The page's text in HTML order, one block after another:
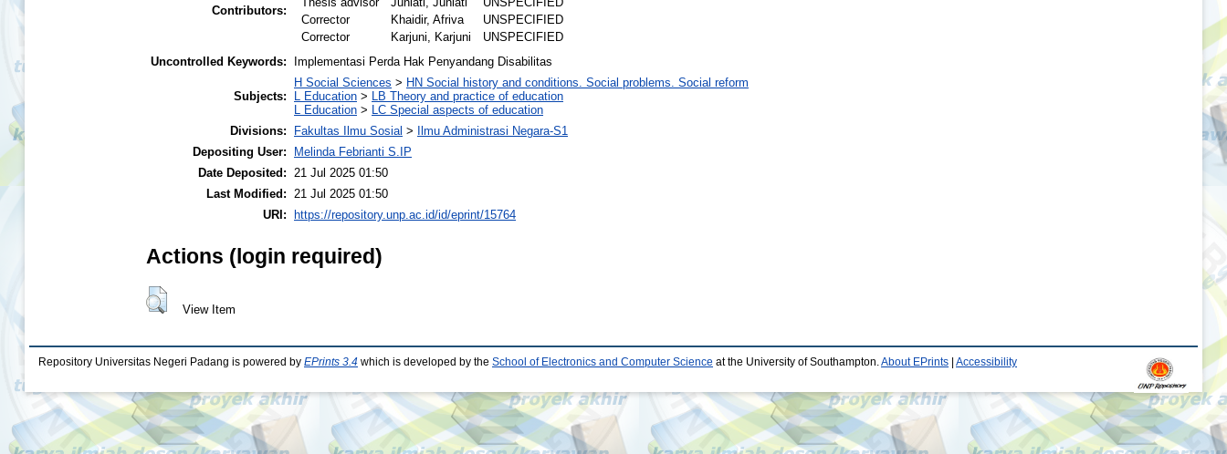
Contributors:
Corrector
Khaidir, Afriva
UNSPECIFIED
Corrector
Karjuni, Karjuni
UNSPECIFIED
Uncontrolled Keywords:
Implementasi Perda Hak Penyandang Disabilitas
Subjects:
H Social Sciences > HN Social history and conditions. Social problems. Social reform
L Education > LB Theory and practice of education
L Education > LC Special aspects of education
Divisions:
Fakultas Ilmu Sosial >
Ilmu Administrasi Negara-S1
Depositing User:
Melinda Febrianti S.IP
Date Deposited: 21 Jul 2025 01:50
Last Modified: 21 Jul 2025 01:50
URI:
https://repository.unp.ac.id/id/eprint/15764
Actions (login required)
View Item
Repository Universitas Negeri Padang is powered by EPrints 3.4 which is developed by the School of Electronics and Computer Science at the University of Southampton.About EPrints Accessibility